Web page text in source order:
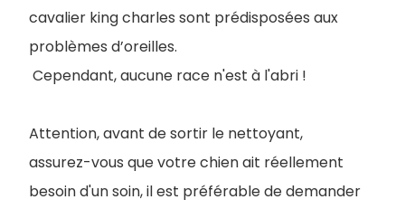
cavalier king charles sont prédisposées aux
problèmes d’oreilles.
Cependant, aucune race n'est à l'abri !
Attention, avant de sortir le nettoyant,
assurez-vous que votre chien ait réellement
besoin d'un soin, il est préférable de demander